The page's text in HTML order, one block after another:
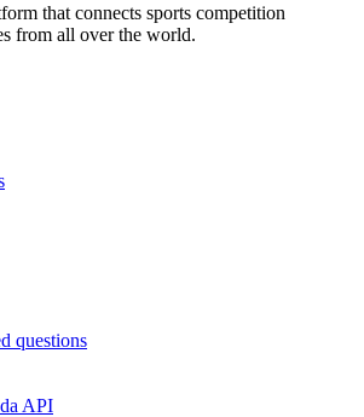
that connects sports competition
from all over the world.
questions
API